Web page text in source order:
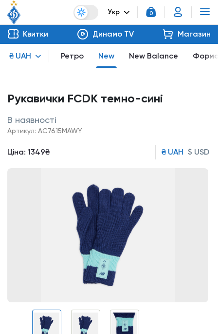
Укр 0
Квитки Динамо TV Магазин
Ретро New New Balance
₴ UAH
Рукавички FCDK темно-сині
В наявності
Артикул: AC7615MAWY
Ціна: 1349₴ ₴ UAH $ USD